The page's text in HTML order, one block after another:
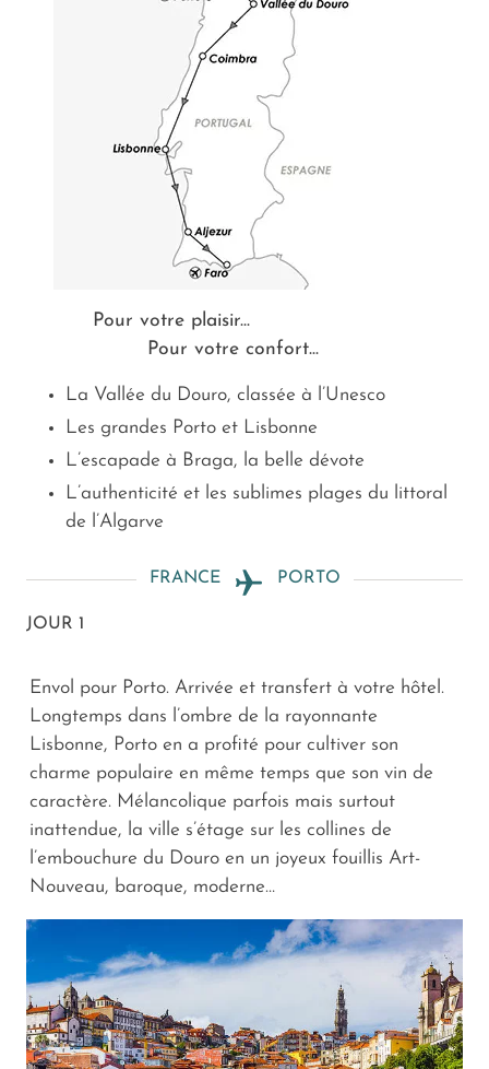
Pour votre plaisir...
Pour votre confort...
La Vallée du Douro, classée à l’Unesco
Les grandes Porto et Lisbonne
L’escapade à Braga, la belle dévote
L’authenticité et les sublimes plages du littoral
de l’Algarve
FRANCE PORTO
JOUR 1
Envol pour Porto. Arrivée et transfert à votre hôtel.
Longtemps dans l’ombre de la rayonnante
Lisbonne, Porto en a profité pour cultiver son
charme populaire en même temps que son vin de
caractère. Mélancolique parfois mais surtout
inattendue, la ville s’étage sur les collines de
l’embouchure du Douro en un joyeux fouillis Art-
Nouveau, baroque, moderne…